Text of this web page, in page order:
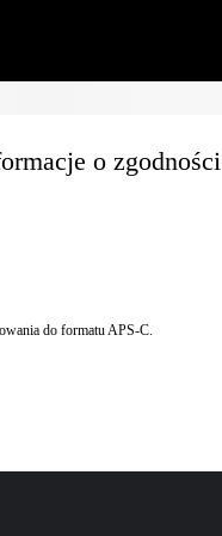
o zgodności
do formatu APS-C.